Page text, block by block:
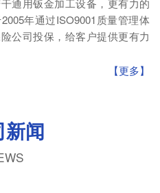
通用钣金加工设备，更有力的
年通过ISO9001质量管理体
公司投保，给客户提供更有力
【更多】
闻